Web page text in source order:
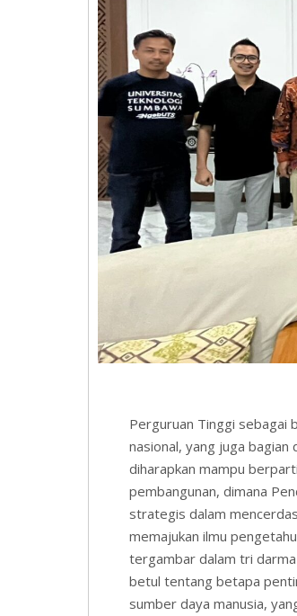
Perguruan Tinggi sebagai
nasional, yang juga bagian
diharapkan mampu
pembangunan, dimana
strategis dalam
memajukan ilmu
tergambar dalam tri
betul tentang betapa
sumber daya manusia,